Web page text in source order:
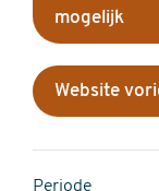
mogelijk
Website
Periode